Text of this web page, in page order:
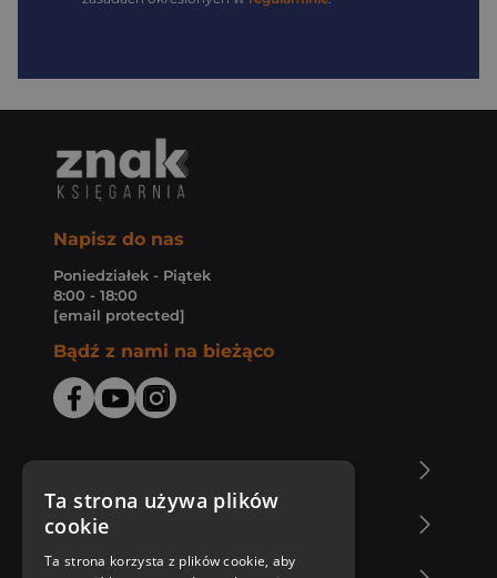
Napisz do nas
Poniedziałek - Piątek
8:00 - 18:00
[email protected]
Bądź z nami na bieżąco
Zakupy u nas
Ta strona używa plików
cookie
Ta strona korzysta z plików cookie, aby